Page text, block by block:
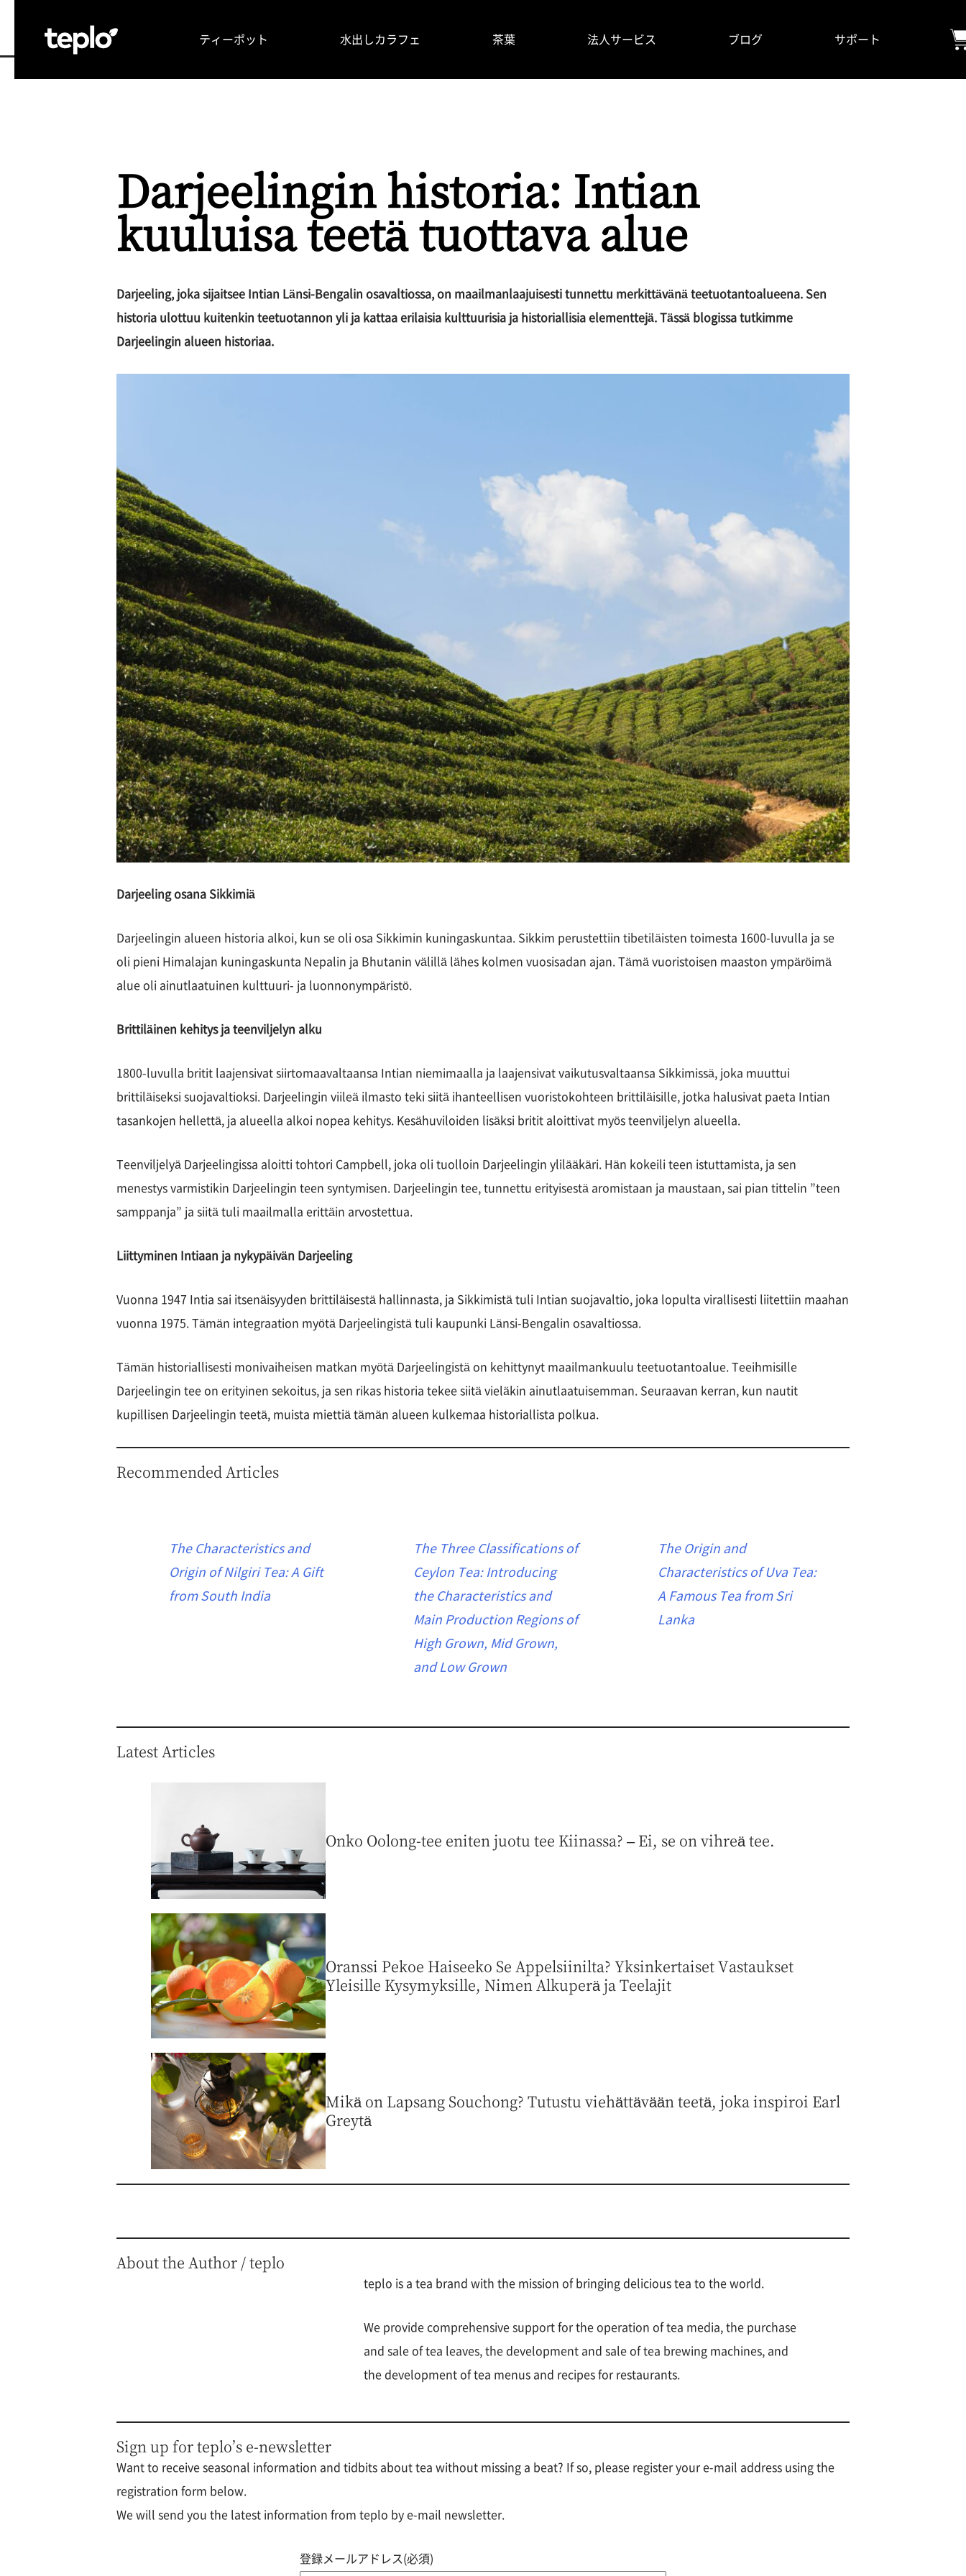
ティーポット 水出しカラフェ 茶葉 法人サービス ブログ サポート
Darjeelingin historia: Intian
kuuluisa teetä tuottava alue
Darjeeling, joka sijaitsee Intian Länsi-Bengalin osavaltiossa, on maailmanlaajuisesti tunnettu merkittävänä teetuotantoalueena. Sen
historia ulottuu kuitenkin teetuotannon yli ja kattaa erilaisia kulttuurisia ja historiallisia elementtejä. Tässä blogissa tutkimme
Darjeelingin alueen historiaa.
Darjeeling osana Sikkimiä
Darjeelingin alueen historia alkoi, kun se oli osa Sikkimin kuningaskuntaa. Sikkim perustettiin tibetiläisten toimesta 1600-luvulla ja se
oli pieni Himalajan kuningaskunta Nepalin ja Bhutanin välillä lähes kolmen vuosisadan ajan. Tämä vuoristoisen maaston ympäröimä
alue oli ainutlaatuinen kulttuuri- ja luonnonympäristö.
Brittiläinen kehitys ja teenviljelyn alku
1800-luvulla britit laajensivat siirtomaavaltaansa Intian niemimaalla ja laajensivat vaikutusvaltaansa Sikkimissä, joka muuttui
brittiläiseksi suojavaltioksi. Darjeelingin viileä ilmasto teki siitä ihanteellisen vuoristokohteen brittiläisille, jotka halusivat paeta Intian
tasankojen hellettä, ja alueella alkoi nopea kehitys. Kesähuviloiden lisäksi britit aloittivat myös teenviljelyn alueella.
Teenviljelyä Darjeelingissa aloitti tohtori Campbell, joka oli tuolloin Darjeelingin ylilääkäri. Hän kokeili teen istuttamista, ja sen
menestys varmistikin Darjeelingin teen syntymisen. Darjeelingin tee, tunnettu erityisestä aromistaan ja maustaan, sai pian tittelin ”teen
samppanja” ja siitä tuli maailmalla erittäin arvostettua.
Liittyminen Intiaan ja nykypäivän Darjeeling
Vuonna 1947 Intia sai itsenäisyyden brittiläisestä hallinnasta, ja Sikkimistä tuli Intian suojavaltio, joka lopulta virallisesti liitettiin maahan
vuonna 1975. Tämän integraation myötä Darjeelingistä tuli kaupunki Länsi-Bengalin osavaltiossa.
Tämän historiallisesti monivaiheisen matkan myötä Darjeelingistä on kehittynyt maailmankuulu teetuotantoalue. Teeihmisille
Darjeelingin tee on erityinen sekoitus, ja sen rikas historia tekee siitä vieläkin ainutlaatuisemman. Seuraavan kerran, kun nautit
kupillisen Darjeelingin teetä, muista miettiä tämän alueen kulkemaa historiallista polkua.
Recommended Articles
The Characteristics and
Origin of Nilgiri Tea: A Gift
from South India
The Three Classifications of
Ceylon Tea: Introducing
the Characteristics and
Main Production Regions of
High Grown, Mid Grown,
and Low Grown
The Origin and
Characteristics of Uva Tea:
A Famous Tea from Sri
Lanka
Latest Articles
Onko Oolong-tee eniten juotu tee Kiinassa? – Ei, se on vihreä tee.
Oranssi Pekoe Haiseeko Se Appelsiinilta? Yksinkertaiset Vastaukset
Yleisille Kysymyksille, Nimen Alkuperä ja Teelajit
Mikä on Lapsang Souchong? Tutustu viehättävään teetä, joka inspiroi Earl
Greytä
About the Author / teplo
teplo is a tea brand with the mission of bringing delicious tea to the world.
We provide comprehensive support for the operation of tea media, the purchase
and sale of tea leaves, the development and sale of tea brewing machines, and
the development of tea menus and recipes for restaurants.
Sign up for teplo’s e-newsletter
Want to receive seasonal information and tidbits about tea without missing a beat? If so, please register your e-mail address using the
registration form below.
We will send you the latest information from teplo by e-mail newsletter.
登録メールアドレス(必須)